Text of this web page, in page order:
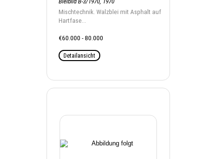
Mischtechnik. Walzblei mit Asphalt auf
Hartfase...
€60.000 - 80.000
Detailansicht